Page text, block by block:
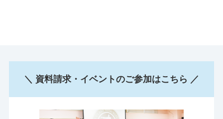
＼ 資料請求・イベントのご参加はこちら ／